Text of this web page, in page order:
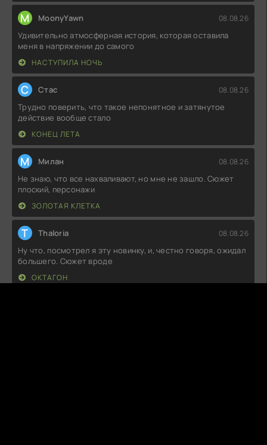
M MoonyYawn 08.08.26
Удивительно атмосферная история, которая оставила
меня в напряжении до самого
НАСТУПИЛА НОЧЬ
С Стас 08.08.26
Трудно поверить, что такое непонятное и затянутое
действие вообще стало
КОНЕЦ ЛЕТА
М Милан 08.08.26
Не знаю, что все нахваливают, но мне не зашло. Сюжет
плоский, персонажи
ЗОЛОТАЯ КЛЕТКА
T Thaloria 08.08.26
Ну что, посмотрел я эту новинку, и, честно говоря, ожидал
большего. Сюжет вроде
ОКТАГОН